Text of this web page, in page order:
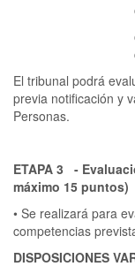
El tribunal podrá
previa notificación y
Personas.
ETAPA 3 -
máximo 15 puntos)
• Se realizará para
competencias
DISPOSICIONES